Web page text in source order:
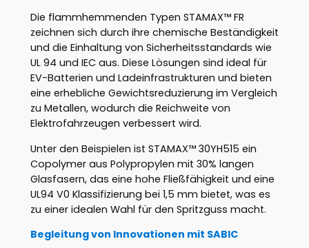
Die flammhemmenden Typen STAMAX™ FR
zeichnen sich durch ihre chemische Beständigkeit
und die Einhaltung von Sicherheitsstandards wie
UL 94 und IEC aus. Diese Lösungen sind ideal für
EV-Batterien und Ladeinfrastrukturen und bieten
eine erhebliche Gewichtsreduzierung im Vergleich
zu Metallen, wodurch die Reichweite von
Elektrofahrzeugen verbessert wird.
Unter den Beispielen ist STAMAX™ 30YH515 ein
Copolymer aus Polypropylen mit 30% langen
Glasfasern, das eine hohe Fließfähigkeit und eine
UL94 V0 Klassifizierung bei 1,5 mm bietet, was es
zu einer idealen Wahl für den Spritzguss macht.
Begleitung von Innovationen mit SABIC